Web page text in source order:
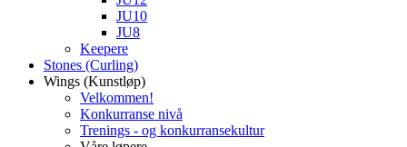
JU10
JU8
Keepere
Stones (Curling)
Wings (Kunstløp)
Velkommen!
Konkurranse nivå
Trenings - og konkurransekultur